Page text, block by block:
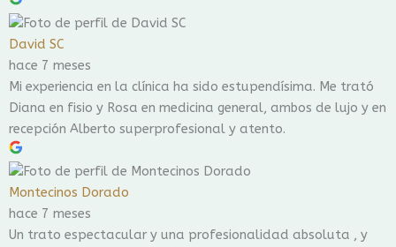
David SC
hace 7 meses
Mi experiencia en la clínica ha sido estupendísima. Me trató
Diana en fisio y Rosa en medicina general, ambos de lujo y en
recepción Alberto superprofesional y atento.
Montecinos Dorado
hace 7 meses
Un trato espectacular y una profesionalidad absoluta , y